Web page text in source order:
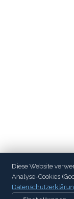
Diese Website
Analyse-Cookies